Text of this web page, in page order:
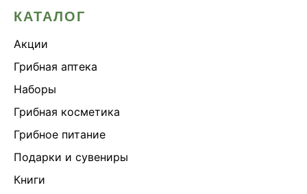
КАТАЛОГ
Акции
Грибная аптека
Наборы
Грибная косметика
Грибное питание
Подарки и сувениры
Книги